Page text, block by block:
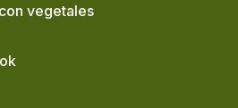
vegetales